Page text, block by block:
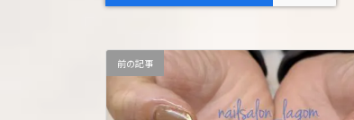
前の記事